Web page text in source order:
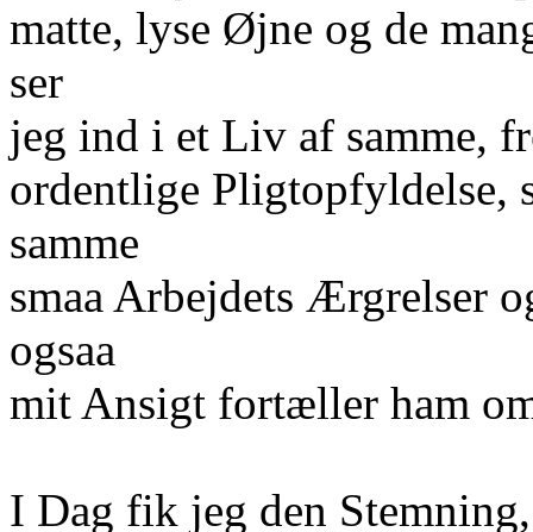
matte, lyse Øjne og de
ser
jeg ind i et Liv af samme,
ordentlige Pligtopfyldelse,
samme
smaa Arbejdets Ærgrelser
ogsaa
mit Ansigt fortæller ham
I Dag fik jeg den